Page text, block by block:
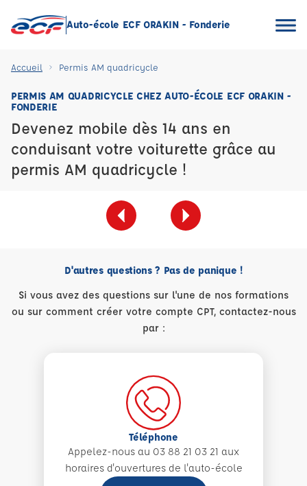
Auto-école ECF ORAKIN - Fonderie
Accueil Permis AM quadricycle
PERMIS AM QUADRICYCLE CHEZ AUTO-ÉCOLE ECF ORAKIN -
FONDERIE
Devenez mobile dès 14 ans en
conduisant votre voiturette grâce au
permis AM quadricycle !
D'autres questions ? Pas de panique !
Si vous avez des questions sur l'une de nos formations
ou sur comment créer votre compte CPT, contactez-nous
par :
Téléphone
Appelez-nous au 03 88 21 03 21 aux
horaires d'ouvertures de l'auto-école